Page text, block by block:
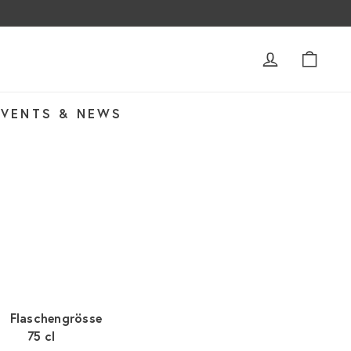
ACCOUNT
& NEWS
Flaschengrösse
75 cl